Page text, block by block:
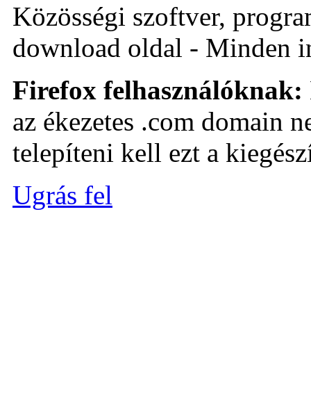
Közösségi szoftver,
download oldal - Minden
Firefox felhasználóknak:
az ékezetes .com domain
telepíteni kell ezt a
Ugrás fel